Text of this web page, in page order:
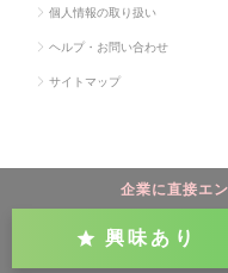
企業に直接エ
興味あり
個人情報の取り扱い
ヘルプ・お問い合わせ
サイトマップ